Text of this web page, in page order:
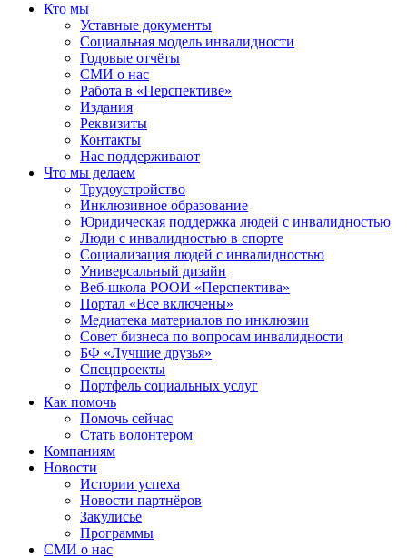
Кто мы
Уставные документы
Социальная модель инвалидности
Годовые отчёты
СМИ о нас
Работа в «Перспективе»
Издания
Реквизиты
Контакты
Нас поддерживают
Что мы делаем
Трудоустройство
Инклюзивное образование
Юридическая поддержка людей с инвалидностью
Люди с инвалидностью в спорте
Социализация людей с инвалидностью
Универсальный дизайн
Веб-школа РООИ «Перспектива»
Портал «Все включены»
Медиатека материалов по инклюзии
Совет бизнеса по вопросам инвалидности
БФ «Лучшие друзья»
Спецпроекты
Портфель социальных услуг
Как помочь
Помочь сейчас
Стать волонтером
Компаниям
Новости
Истории успеха
Новости партнёров
Закулисье
Программы
СМИ о нас